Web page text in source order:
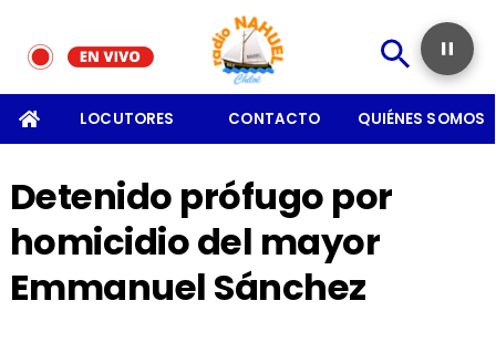
LOCUTORES CONTACTO QUIÉNES SOMOS
Detenido prófugo por
homicidio del mayor
Emmanuel Sánchez